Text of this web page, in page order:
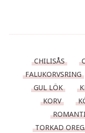
CHILISÅS
FALUKORVSRING
GUL LÖK
KORV
TORKAD